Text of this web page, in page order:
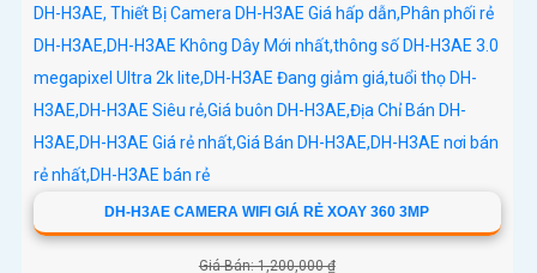
DH-H3AE CAMERA WIFI GIÁ RẺ XOAY 360 3MP
Giá Bán: 1,200,000 ₫